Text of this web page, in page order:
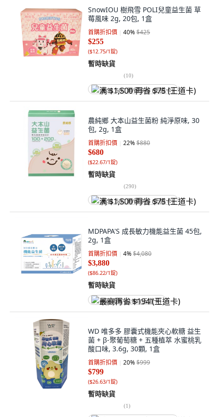
SnowIOU 樹飛雪 POLI兒童益生菌 草
莓風味 2g, 20包, 1盒
首購折扣價 40%$425
$255
($12.75/1錠)
暫時缺貨
(10)
满 $1,500 再省 $75 (王道卡)
農純鄉 大本山益生菌粉 純淨原味, 30
包, 2g, 1盒
首購折扣價 22%$880
$680
($22.67/1錠)
暫時缺貨
(290)
满 $1,500 再省 $75 (王道卡)
MDPAPA'S 成長敏力機能益生菌 45包,
2g, 1盒
首購折扣價 4%$4,080
$3,880
($86.22/1錠)
暫時缺貨
最高再省 $194 (王道卡)
WD 唯多多 膠囊式機能夾心軟糖 益生
菌 + β-聚葡萄糖 + 五種植萃 水蜜桃乳
酸口味, 3.6g, 30顆, 1盒
首購折扣價 20%$999
$799
($26.63/1錠)
暫時缺貨
(1)